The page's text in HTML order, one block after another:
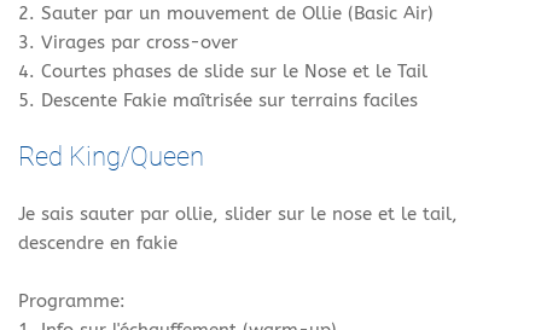
2. Sauter par un mouvement de Ollie (Basic Air)
3. Virages par cross-over
4. Courtes phases de slide sur le Nose et le Tail
5. Descente Fakie maîtrisée sur terrains faciles
Red King/Queen
Je sais sauter par ollie, slider sur le nose et le tail,
descendre en fakie
Programme: